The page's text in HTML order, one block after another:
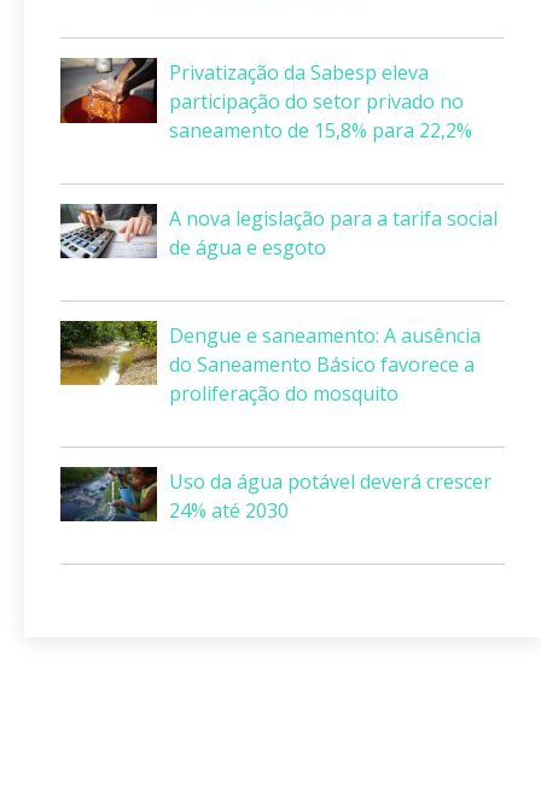
Privatização da Sabesp eleva
participação do setor privado no
saneamento de 15,8% para 22,2%
A nova legislação para a tarifa social
de água e esgoto
Dengue e saneamento: A ausência
do Saneamento Básico favorece a
proliferação do mosquito
Uso da água potável deverá crescer
24% até 2030